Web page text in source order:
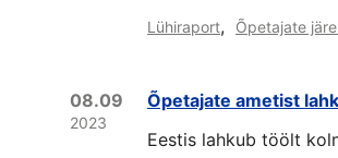
Lühiraport, Õpetajate
08.09
2023
Õpetajate ametist
Eestis lahkub töölt